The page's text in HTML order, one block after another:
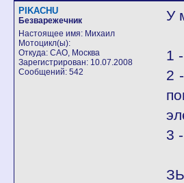
PIKACHU
Безварежечник
Настоящее имя: Михаил
Мотоцикл(ы):
Откуда: САО, Москва
Зарегистрирован: 10.07.2008
Сообщений: 542
У
1
2
3